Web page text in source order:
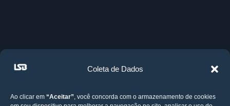
Coleta de Dados
Ao clicar em “Aceitar” , você concorda com o armazenamento de cookies